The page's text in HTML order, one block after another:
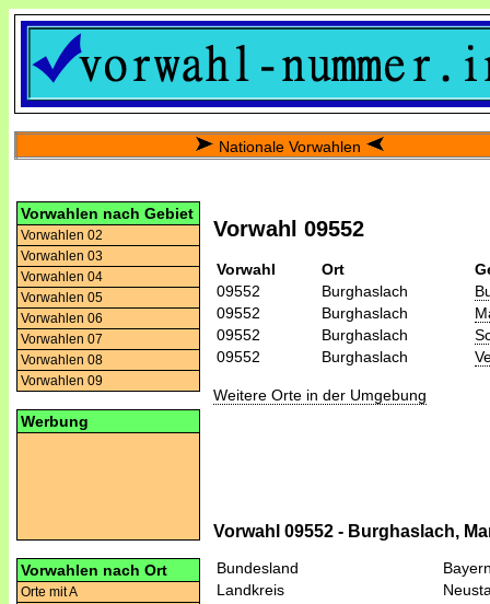
Nationale Vorwahlen
Vorwahlen nach Gebiet
Vorwahlen 02
Vorwahlen 03
Vorwahlen 04
Vorwahlen 05
Vorwahlen 06
Vorwahlen 07
Vorwahlen 08
Vorwahlen 09
Werbung
Vorwahlen nach Ort
Orte mit A
Vorwahl 09552
Vorwahl Ort
09552
Burghaslach
09552
Burghaslach
09552
Burghaslach
09552
Burghaslach
Weitere Orte in der Umgebung
Vorwahl 09552 - Burghaslach,
Bundesland
Landkreis